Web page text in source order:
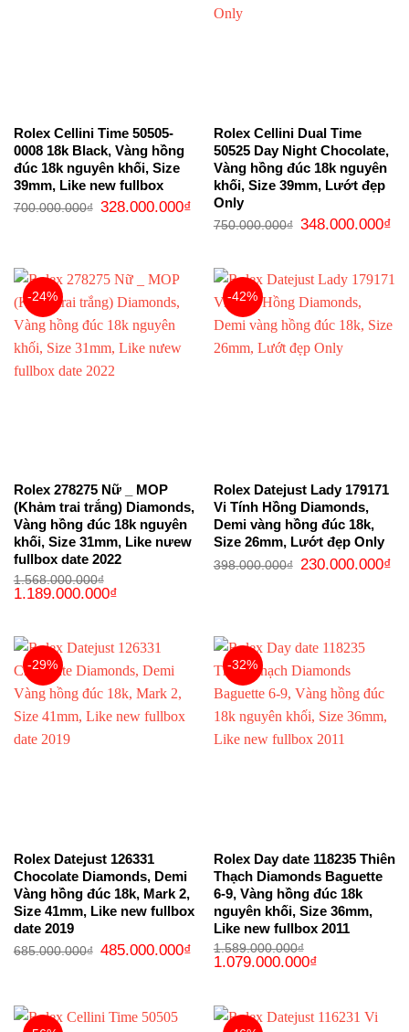
Rolex Cellini Time 50505-
0008 18k Black, Vàng hồng
đúc 18k nguyên khối, Size
39mm, Like new fullbox
700.000.000₫
Giá
gốc
328.000.000₫Giá
Rolex Cellini Dual Time
50525 Day Night Chocolate,
Vàng hồng đúc 18k nguyên
khối, Size 39mm, Lướt đẹp
Only
750.000.000₫
Giá
gốc
348.000.000₫
-24%
Rolex 278275 Nữ _ MOP
(Khảm trai trắng) Diamonds,
Vàng hồng đúc 18k nguyên
khối, Size 31mm, Like nưew
fullbox date 2022
1.568.000.000₫
Giá
gốc
1.189.000.000₫Giá
-42%
Rolex Datejust Lady 179171
Vi Tính Hồng Diamonds,
Demi vàng hồng đúc 18k,
Size 26mm, Lướt đẹp Only
398.000.000₫
Giá
gốc
230.000.000₫
-29%
Rolex Datejust 126331
Chocolate Diamonds, Demi
Vàng hồng đúc 18k, Mark 2,
Size 41mm, Like new fullbox
date 2019
685.000.000₫ Giá
gốc
485.000.000₫Giá
hiện
-32%
Rolex Day date 118235 Thiên
Thạch Diamonds Baguette
6-9, Vàng hồng đúc 18k
nguyên khối, Size 36mm,
Like new fullbox 2011
1.589.000.000₫
Giá
gốc
1.079.000.000₫Giá